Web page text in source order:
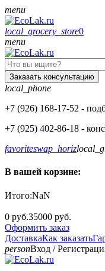
menu
local_grocery_store0
menu
Заказать консультацию
local_phone
+7 (926) 168-17-52 -
+7 (925) 402-86-18 -
favoriteswap_horiz
В вашей корзине:
Итого:NaN
0 руб.35000 руб.
Оформить заказ
ДоставкаКак заказать
personВход /